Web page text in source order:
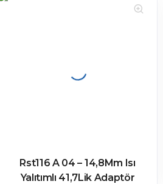
Rst116 A 04 – 14,8Mm Isı
Yalıtımlı 41,7Lik Adaptör